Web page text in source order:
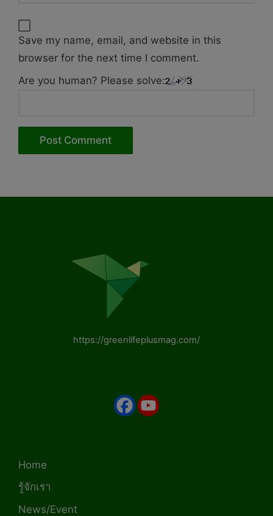
Save my name, email, and website in this
browser for the next time I comment.
Are you human? Please solve:
https://greenlifeplusmag.com/
Home
รู้จักเรา
News/Event